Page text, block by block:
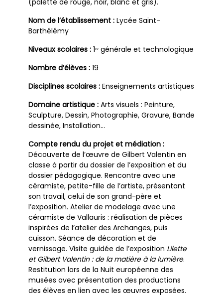
Nom de l’établissement : Lycée Saint-
Barthélémy
Niveaux scolaires : 1ʳᵉ générale et technologique
Nombre d’élèves : 19
Disciplines scolaires : Enseignements artistiques
Domaine artistique : Arts visuels : Peinture,
Sculpture, Dessin, Photographie, Gravure, Bande
dessinée, Installation…
Compte rendu du projet et médiation :
Découverte de l’œuvre de Gilbert Valentin en
classe à partir du dossier de l’exposition et du
dossier pédagogique. Rencontre avec une
céramiste, petite-fille de l’artiste, présentant
son travail, celui de son grand-père et
l’exposition. Atelier de modelage avec une
céramiste de Vallauris : réalisation de pièces
inspirées de l’atelier des Archanges, puis
cuisson. Séance de décoration et de
vernissage. Visite guidée de l’exposition Lilette
et Gilbert Valentin : de la matière à la lumière.
Restitution lors de la Nuit européenne des
musées avec présentation des productions
des élèves en lien avec les œuvres exposées.